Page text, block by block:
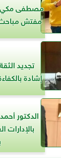
مصطفى مكي
مفتش مباحث
تجديد
إشادة
الدكتور
بالإدارات